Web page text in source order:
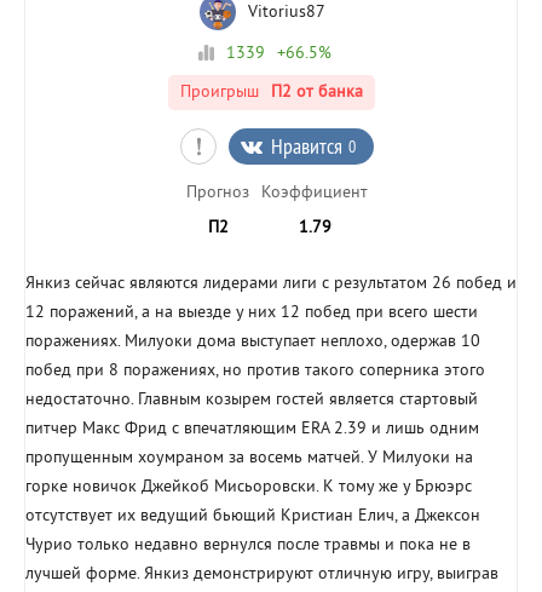
Vitorius87
1339
+66.5%
Проигрыш
П2 от банка
Нравится 0
Прогноз
П2
Коэффициент
1.79
Янкиз сейчас являются лидерами лиги с результатом 26 побед и
12 поражений, а на выезде у них 12 побед при всего шести
поражениях. Милуоки дома выступает неплохо, одержав 10
побед при 8 поражениях, но против такого соперника этого
недостаточно. Главным козырем гостей является стартовый
питчер Макс Фрид с впечатляющим ERA 2.39 и лишь одним
пропущенным хоумраном за восемь матчей. У Милуоки на
горке новичок Джейкоб Мисьоровски. К тому же у Брюэрс
отсутствует их ведущий бьющий Кристиан Елич, а Джексон
Чурио только недавно вернулся после травмы и пока не в
лучшей форме. Янкиз демонстрируют отличную игру, выиграв